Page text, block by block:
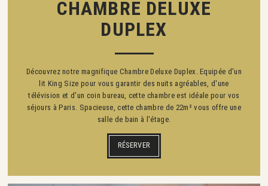
CHAMBRE DELUXE
DUPLEX
Découvrez notre magnifique Chambre Deluxe Duplex. Equipée d'un
lit King Size pour vous garantir des nuits agréables, d'une
télévision et d'un coin bureau, cette chambre est idéale pour vos
séjours à Paris. Spacieuse, cette chambre de 22m² vous offre une
salle de bain à l'étage.
RÉSERVER